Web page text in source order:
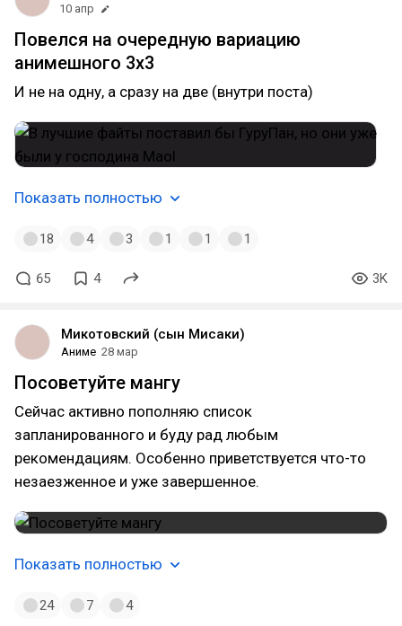
10 апр
Повелся на очередную вариацию
анимешного 3х3
И не на одну, а сразу на две (внутри поста)
Показать полностью
18 4 3 1 1 1
65 4 3K
Микотовский (сын Мисаки)
Аниме 28 мар
Посоветуйте мангу
Сейчас активно пополняю список
запланированного и буду рад любым
рекомендациям. Особенно приветствуется что-то
незаезженное и уже завершенное.
Показать полностью
24 7 4